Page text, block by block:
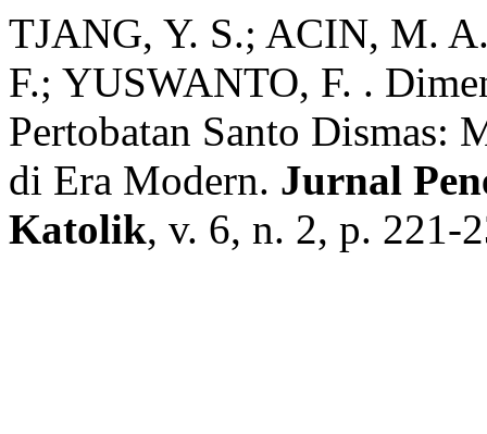
TJANG, Y. S.; ACIN, M.
F.; YUSWANTO, F. .
Pertobatan Santo Dismas:
di Era Modern. Jurnal
Katolik, v. 6, n. 2, p. 221-